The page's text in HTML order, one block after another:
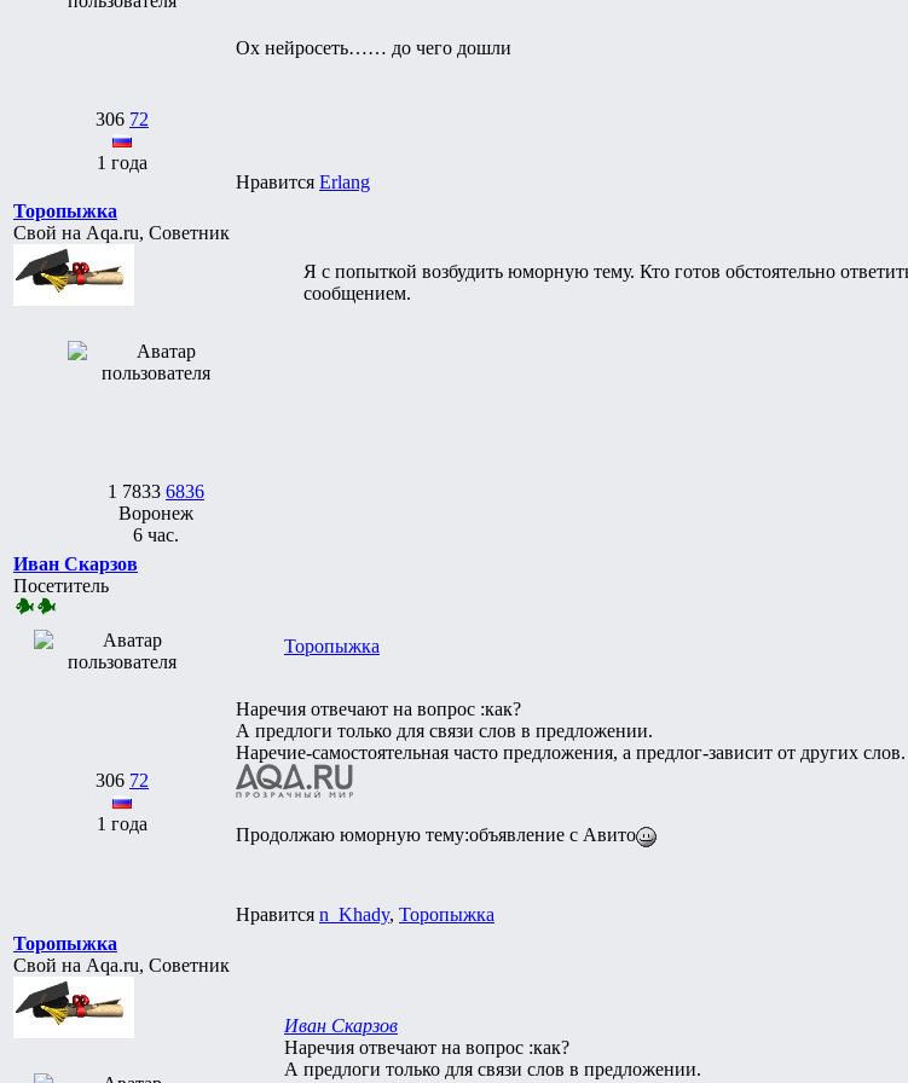
306 72
1 года
Ох нейросеть…… до чего дошли
Нравится Erlang
Торопыжка
Свой на Aqa.ru, Советник
1 7833 6836
Воронеж
6 час.
Я с попыткой возбудить юморную тему. Кто готов обстоятельно
сообщением.
Иван Скарзов
Посетитель
306 72
1 года
Торопыжка
Наречия отвечают на вопрос :как?
А предлоги только для связи слов в предложении.
Наречие-самостоятельная часто предложения, а предлог-зависит от других слов.
Продолжаю юморную тему:объявление с Авито
Нравится n_Khady, Торопыжка
Торопыжка
Свой на Aqa.ru, Советник
Иван Скарзов
Наречия отвечают на вопрос :как?
А предлоги только для связи слов в предложении.